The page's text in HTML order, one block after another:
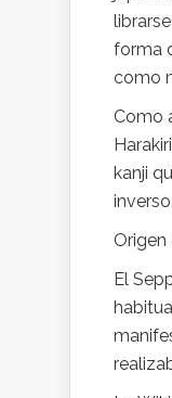
forma
como
Como
kanji
Origen
El